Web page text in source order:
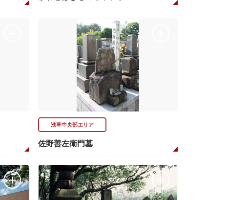
浅草中央部エリア
佐野善左衛門墓